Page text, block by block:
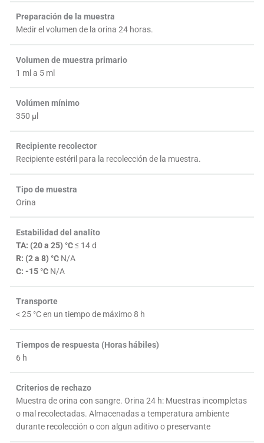
Preparación de la muestra
Medir el volumen de la orina 24 horas.
Volumen de muestra primario
1 ml a 5 ml
Volúmen mínimo
350 µl
Recipiente recolector
Recipiente estéril para la recolección de la muestra.
Tipo de muestra
Orina
Estabilidad del analíto
TA: (20 a 25) °C≤ 14 d
R: (2 a 8) °C N/A
C: -15 °C N/A
Transporte
< 25 °C en un tiempo de máximo 8 h
Tiempos de respuesta (Horas hábiles)
6 h
Criterios de rechazo
Muestra de orina con sangre. Orina 24 h: Muestras incompletas
o mal recolectadas. Almacenadas a temperatura ambiente
durante recolección o con algun aditivo o preservante